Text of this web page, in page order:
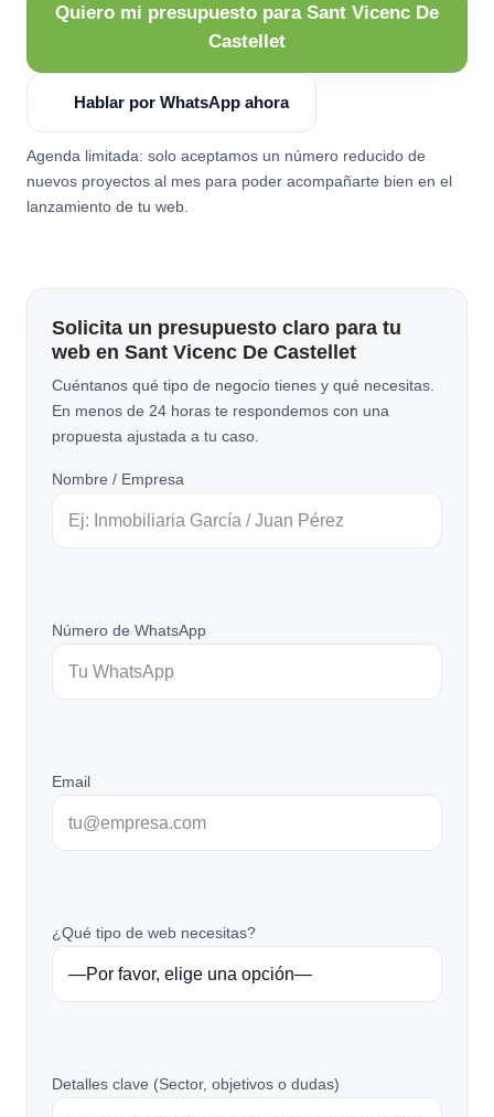
Quiero mi presupuesto para Sant Vicenc De
Castellet
Hablar por WhatsApp ahora
Agenda limitada: solo aceptamos un número reducido de
nuevos proyectos al mes para poder acompañarte bien en el
lanzamiento de tu web.
Solicita un presupuesto claro para tu
web en Sant Vicenc De Castellet
Cuéntanos qué tipo de negocio tienes y qué necesitas.
En menos de 24 horas te respondemos con una
propuesta ajustada a tu caso.
Nombre / Empresa
Número de WhatsApp
Email
¿Qué tipo de web necesitas?
Detalles clave (Sector, objetivos o dudas)